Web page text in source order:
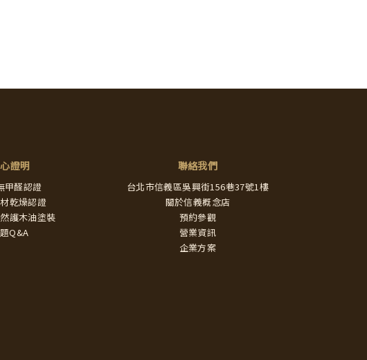
證明
甲醛認證
乾燥認證
護木油塗裝
Q&A
聯絡我們
台北市信義區吳興街156巷37號1樓
關於信義概念店
預約參觀
營業資訊
企業方案